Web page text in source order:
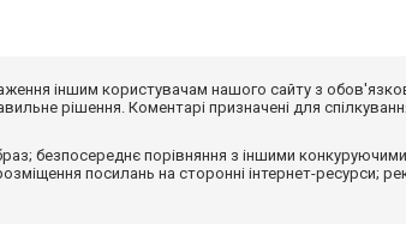
іншим користувачам нашого сайту з
рішення. Коментарі призначені для
безпосереднє порівняння з іншими
посилань на сторонні інтернет-ресурси;